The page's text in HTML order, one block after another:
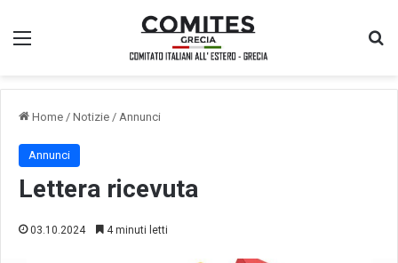
Menu
Home / Notizie / Annunci
Annunci
Lettera ricevuta
03.10.2024 4 minuti letti